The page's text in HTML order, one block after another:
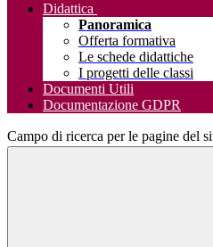
Didattica
Panoramica
Offerta formativa
Le schede didattiche
I progetti delle classi
Documenti Utili
Documentazione GDPR
Campo di ricerca per le pagine del